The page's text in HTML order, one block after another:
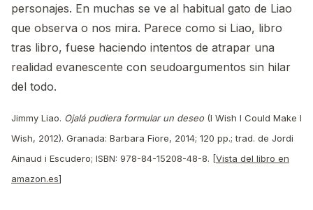
personajes. En muchas se ve al habitual gato de Liao
que observa o nos mira. Parece como si Liao, libro
tras libro, fuese haciendo intentos de atrapar una
realidad evanescente con seudoargumentos sin hilar
del todo.
Jimmy Liao. Ojalá pudiera formular un deseo(I Wish I Could Make I
Wish, 2012). Granada: Barbara Fiore, 2014; 120 pp.; trad. de Jordi
Ainaud i Escudero; ISBN: 978-84-15208-48-8. [Vista del libro en
amazon.es]